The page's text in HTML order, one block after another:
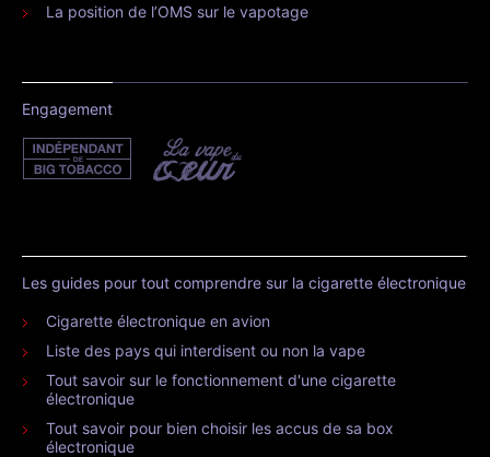
La position de l’OMS sur le vapotage
Engagement
Les guides pour tout comprendre sur la cigarette électronique
Cigarette électronique en avion
Liste des pays qui interdisent ou non la vape
Tout savoir sur le fonctionnement d'une cigarette
électronique
Tout savoir pour bien choisir les accus de sa box
électronique